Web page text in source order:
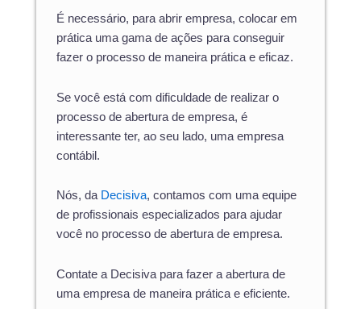
É necessário, para abrir empresa, colocar em
prática uma gama de ações para conseguir
fazer o processo de maneira prática e eficaz.
Se você está com dificuldade de realizar o
processo de abertura de empresa, é
interessante ter, ao seu lado, uma empresa
contábil.
Nós, da Decisiva, contamos com uma equipe
de profissionais especializados para ajudar
você no processo de abertura de empresa.
Contate a Decisiva para fazer a abertura de
uma empresa de maneira prática e eficiente.